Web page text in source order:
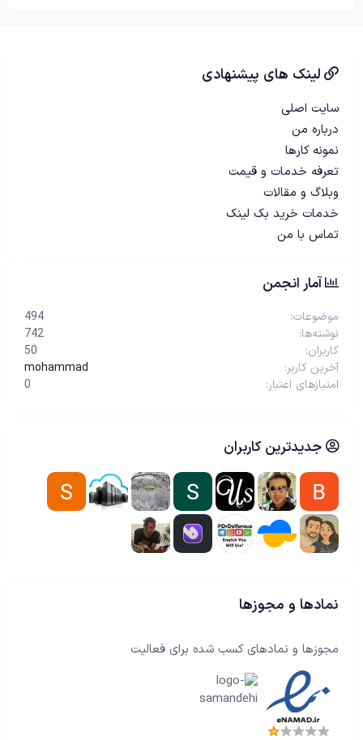
لینک های پیشنهادی
سایت اصلی
درباره من
نمونه کارها
تعرفه خدمات و قیمت
وبلاگ و مقالات
خدمات خرید بک لینک
تماس با من
آمار انجمن
موضوعات
494
نوشته‌ها
742
کاربران
50
آخرین کاربر
mohammad
امتیازهای اعتبار
0
جدیدترین کاربران
نمادها و مجوزها
مجوزها و نمادهای کسب شده برای فعالیت